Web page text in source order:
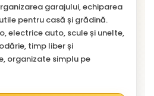
garajului, echiparea
pentru casă și grădină.
electrice auto, scule și unelte,
timp liber și
organizate simplu pe